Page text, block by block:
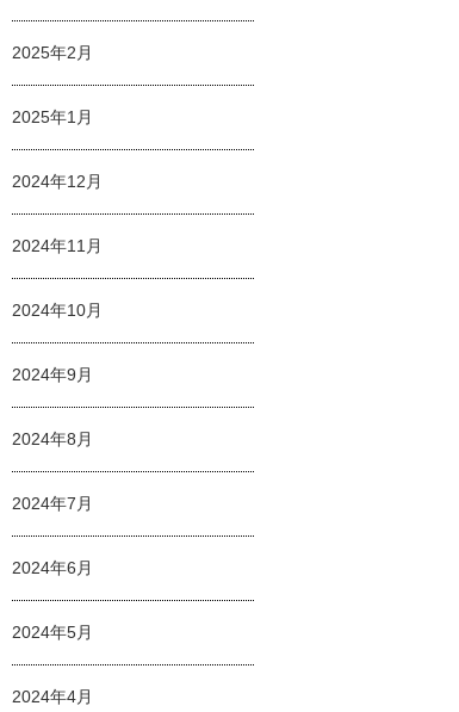
2025年2月
2025年1月
2024年12月
2024年11月
2024年10月
2024年9月
2024年8月
2024年7月
2024年6月
2024年5月
2024年4月